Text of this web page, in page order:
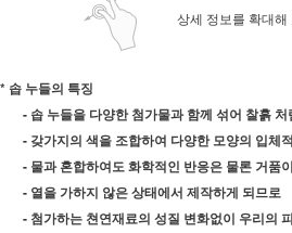
상세 정보를 확대해
* 솝 누들의 특징
- 솝 누들을 다양한 첨가물과 함께 섞어 찰흙 처
- 갖가지의 색을 조합하여 다양한 모양의 입체
- 물과 혼합하여도 화학적인 반응은 물론 거품
- 열을 가하지 않은 상태에서 제작하게 되므로
- 첨가하는 쳔연재료의 성질 변화없이 우리의